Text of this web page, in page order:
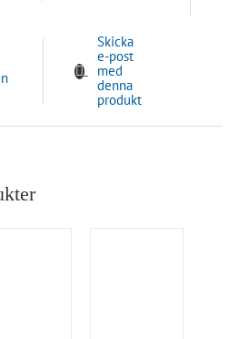
Skicka
e-post
med
denna
produkt